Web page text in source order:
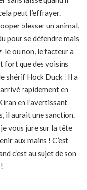
peut l’effrayer.
blesser un animal,
pour se défendre mais
le ou non, le facteur a
fort que des voisins
shérif Hock Duck ! Il a
rapidement en
en l’avertissant
il aurait une sanction.
vous jure sur la tête
aux mains ! C’est
c’est au sujet de son